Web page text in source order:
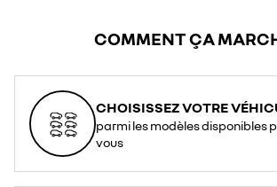
COMMENT ÇA
CHOISISSEZ VOTRE
parmi les modèles disponibles
vous